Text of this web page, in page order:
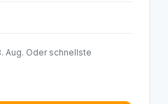
Aug. Oder schnellste